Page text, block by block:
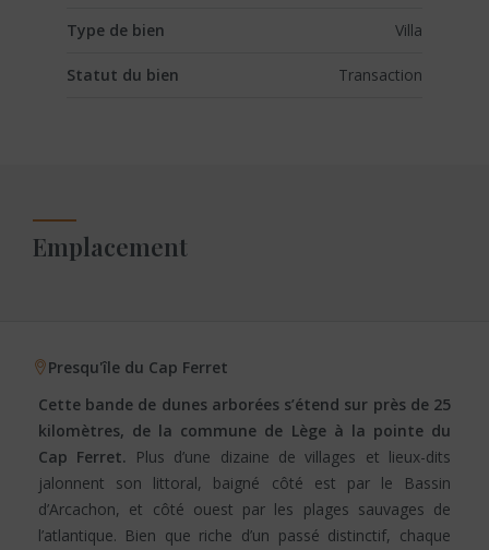
Type de bien Villa
Statut du bien Transaction
Emplacement
Presqu'île du Cap Ferret
Cette bande de dunes arborées s’étend sur près de 25
kilomètres, de la commune de Lège à la pointe du
Cap Ferret.
jalonnent son littoral, baigné côté est par le Bassin
d’Arcachon, et côté ouest par les plages sauvages de
l’atlantique. Bien que riche d’un passé distinctif, chaque